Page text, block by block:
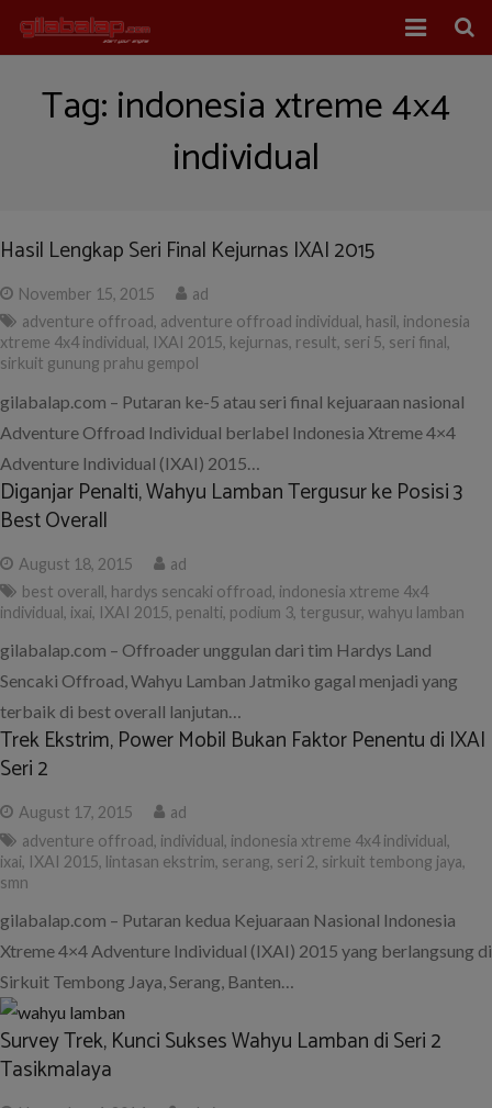
Balap Mobil
Tag: indonesia xtreme 4×4
individual
Hasil Lengkap Seri Final Kejurnas IXAI 2015
November 15, 2015
ad
adventure offroad, adventure offroad individual, hasil, indonesia
xtreme 4x4 individual, IXAI 2015, kejurnas, result, seri 5, seri final,
sirkuit gunung prahu gempol
gilabalap.com – Putaran ke-5 atau seri final kejuaraan nasional
Adventure Offroad Individual berlabel Indonesia Xtreme 4×4
Adventure Individual (IXAI) 2015…
Diganjar Penalti, Wahyu Lamban Tergusur ke Posisi 3
Best Overall
August 18, 2015
ad
best overall, hardys sencaki offroad, indonesia xtreme 4x4
individual, ixai, IXAI 2015, penalti, podium 3, tergusur, wahyu lamban
gilabalap.com – Offroader unggulan dari tim Hardys Land
Sencaki Offroad, Wahyu Lamban Jatmiko gagal menjadi yang
terbaik di best overall lanjutan…
Trek Ekstrim, Power Mobil Bukan Faktor Penentu di IXAI
Seri 2
August 17, 2015
ad
adventure offroad, individual, indonesia xtreme 4x4 individual,
ixai, IXAI 2015, lintasan ekstrim, serang, seri 2, sirkuit tembong jaya,
smn
gilabalap.com – Putaran kedua Kejuaraan Nasional Indonesia
Xtreme 4×4 Adventure Individual (IXAI) 2015 yang berlangsung di
Sirkuit Tembong Jaya, Serang, Banten…
Survey Trek, Kunci Sukses Wahyu Lamban di Seri 2
Tasikmalaya